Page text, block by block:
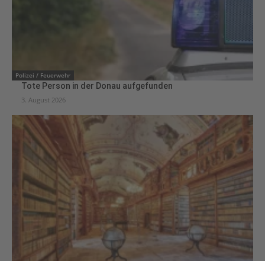
Polizei / Feuerwehr
Tote Person in der Donau aufgefunden
3. August 2026